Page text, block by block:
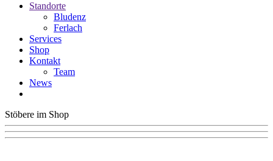
Standorte
Bludenz
Ferlach
Services
Shop
Kontakt
Team
News
Stöbere im Shop